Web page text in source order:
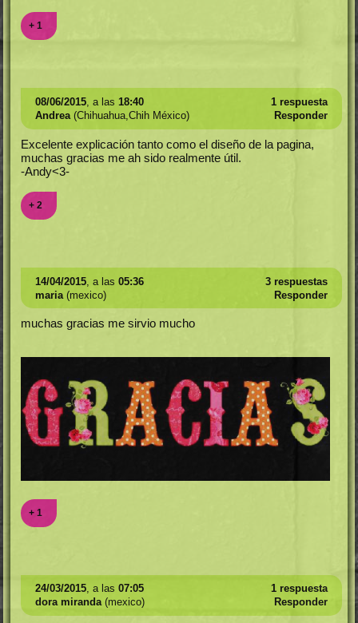
+ 1
08/06/2015, a las 18:40
1 respuesta
Andrea(Chihuahua,Chih México) Responder
Excelente explicación tanto como el diseño de la pagina,
muchas gracias me ah sido realmente útil.
-Andy<3-
+ 2
14/04/2015, a las 05:36
3 respuestas
maria(mexico) Responder
muchas gracias me sirvio mucho
+ 1
24/03/2015, a las 07:05
1 respuesta
dora miranda(mexico) Responder